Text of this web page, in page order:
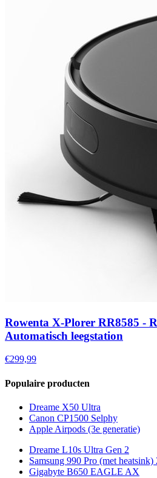
Rowenta X-Plorer RR8585 -
Automatisch leegstation
€299,99
Populaire producten
Dreame X50 Ultra
Canon CP1500 Selphy
Apple Airpods (3e generatie)
Dreame L10s Ultra Gen 2
Samsung 990 Pro (met
Gigabyte B650 EAGLE AX